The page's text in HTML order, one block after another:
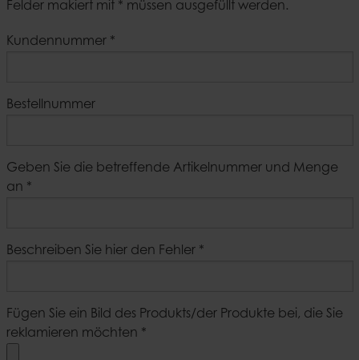
Felder makiert mit * müssen ausgefüllt werden.
Kundennummer *
Bestellnummer
Geben Sie die betreffende Artikelnummer und Menge
an *
Beschreiben Sie hier den Fehler *
Fügen Sie ein Bild des Produkts/der Produkte bei, die Sie
reklamieren möchten *